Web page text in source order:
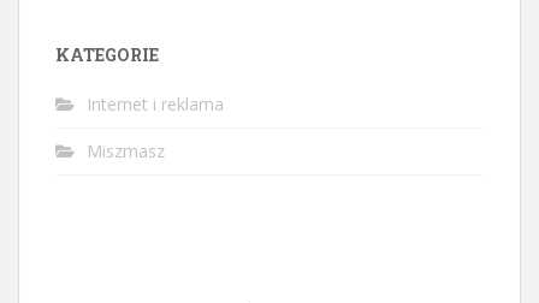
KATEGORIE
Internet i reklama
Miszmasz